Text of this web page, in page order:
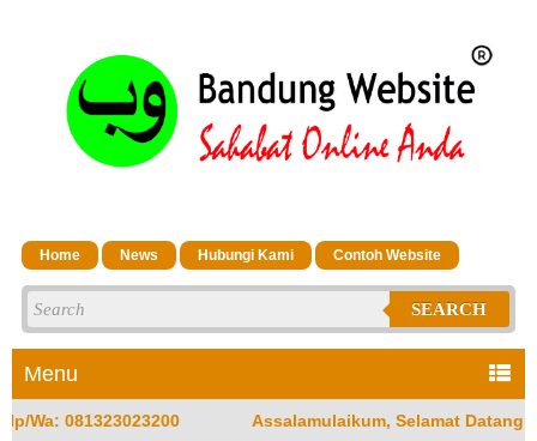
Home News Hubungi Kami Contoh Website
SEARCH
Menu
Assalamulaikum, Selamat Datang di Jasa Bandung Website